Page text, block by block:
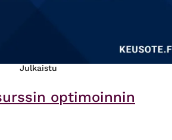
Julkaistu
optimoinnin